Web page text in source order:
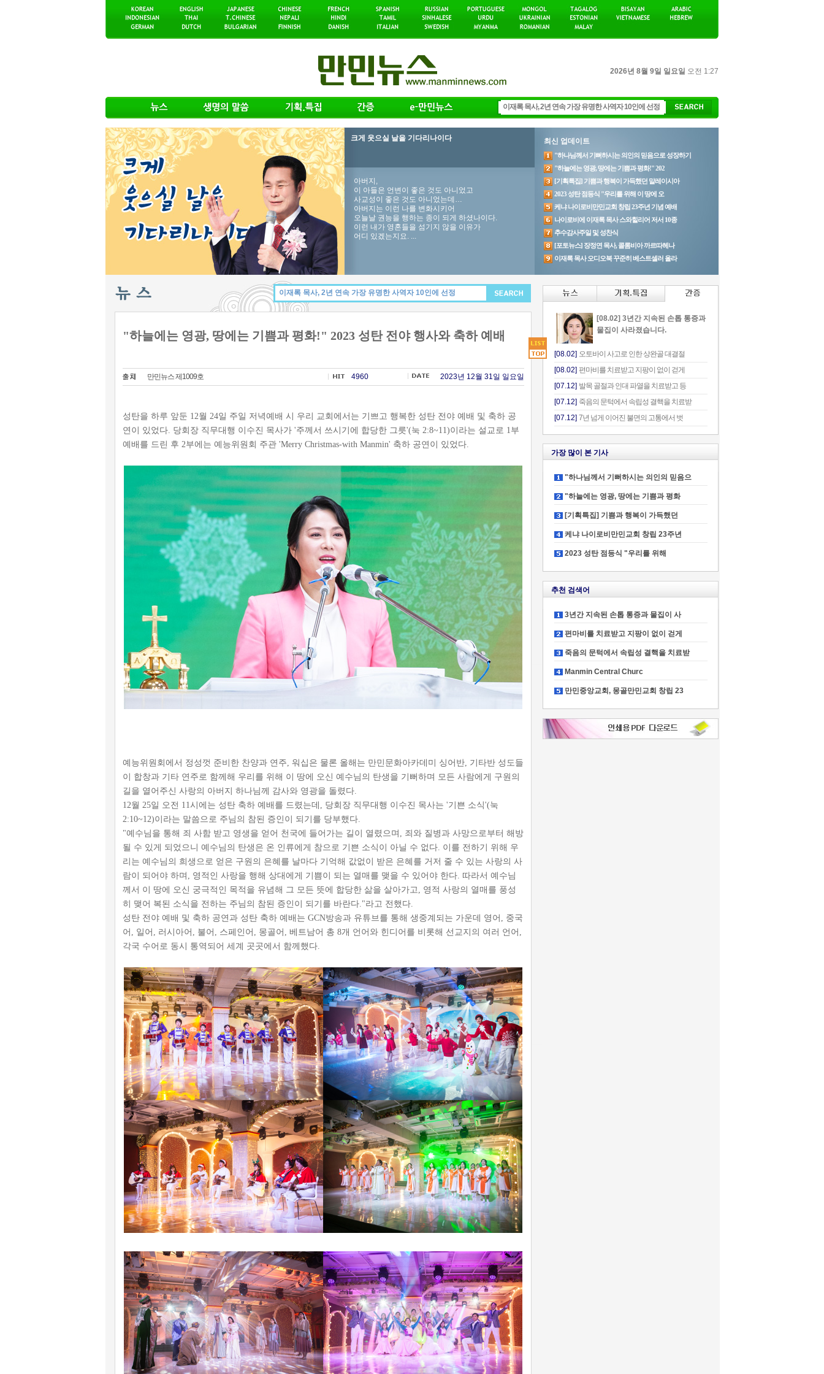
2026년 8월 9일 일요일 오전 1:27
크게 웃으실 날을 기다리나이다 최신 업데이트
"하나님께서 기뻐하시는 의인의 믿음으로 성장하기
"하늘에는 영광, 땅에는 기쁨과 평화!" 202
[기획특집] 기쁨과 행복이 가득했던 말레이시아
2023 성탄 점등식 "우리를 위해 이 땅에 오
케냐 나이로비만민교회 창립 23주년 기념 예배
나이로비에 이재록 목사 스와힐리어 저서 10종
추수감사주일 및 성찬식
[포토뉴스] 장정연 목사, 콜롬비아 까르따헤나
이재록 목사 오디오북 꾸준히 베스트셀러 올라
아버지,
이 아들은 언변이 좋은 것도 아니었고
사교성이 좋은 것도 아니었는데…
아버지는 이런 나를 변화시키어
오늘날 권능을 행하는 종이 되게 하셨나이다.
이런 내가 영혼들을 섬기지 않을 이유가
어디 있겠는지요. ...
"하늘에는 영광, 땅에는 기쁨과 평화!" 2023 성탄 전야 행사와 축하 예배
만민뉴스 제1009호 4960 2023년 12월 31일 일요일
성탄을 하루 앞둔 12월 24일 주일 저녁예배 시 우리 교회에서는 기쁘고 행복한 성탄 전야 예배 및 축하 공
연이 있었다. 당회장 직무대행 이수진 목사가 '주께서 쓰시기에 합당한 그릇'(눅 2:8~11)이라는 설교로 1부
예배를 드린 후 2부에는 예능위원회 주관 'Merry Christmas-with Manmin' 축하 공연이 있었다.
예능위원회에서 정성껏 준비한 찬양과 연주, 워십은 물론 올해는 만민문화아카데미 싱어반, 기타반 성도들
이 합창과 기타 연주로 함께해 우리를 위해 이 땅에 오신 예수님의 탄생을 기뻐하며 모든 사람에게 구원의
길을 열어주신 사랑의 아버지 하나님께 감사와 영광을 돌렸다.
12월 25일 오전 11시에는 성탄 축하 예배를 드렸는데, 당회장 직무대행 이수진 목사는 '기쁜 소식'(눅
2:10~12)이라는 말씀으로 주님의 참된 증인이 되기를 당부했다.
"예수님을 통해 죄 사함 받고 영생을 얻어 천국에 들어가는 길이 열렸으며, 죄와 질병과 사망으로부터 해방
될 수 있게 되었으니 예수님의 탄생은 온 인류에게 참으로 기쁜 소식이 아닐 수 없다. 이를 전하기 위해 우
리는 예수님의 희생으로 얻은 구원의 은혜를 날마다 기억해 값없이 받은 은혜를 거저 줄 수 있는 사랑의 사
람이 되어야 하며, 영적인 사랑을 행해 상대에게 기쁨이 되는 열매를 맺을 수 있어야 한다. 따라서 예수님
께서 이 땅에 오신 궁극적인 목적을 유념해 그 모든 뜻에 합당한 삶을 살아가고, 영적 사랑의 열매를 풍성
히 맺어 복된 소식을 전하는 주님의 참된 증인이 되기를 바란다."라고 전했다.
성탄 전야 예배 및 축하 공연과 성탄 축하 예배는 GCN방송과 유튜브를 통해 생중계되는 가운데 영어, 중국
어, 일어, 러시아어, 불어, 스페인어, 몽골어, 베트남어 총 8개 언어와 힌디어를 비롯해 선교지의 여러 언어,
각국 수어로 동시 통역되어 세계 곳곳에서 함께했다.
[08.02] 3년간 지속된 손톱 통증과
물집이 사라졌습니다.
[08.02] 오토바이 사고로 인한 상완골 대결절
[08.02] 편마비를 치료받고 지팡이 없이 걷게
[07.12] 발목 골절과 인대 파열을 치료받고 등
[07.12] 죽음의 문턱에서 속립성 결핵을 치료받
[07.12] 7년 넘게 이어진 불면의 고통에서 벗
가장 많이 본 기사
"하나님께서 기뻐하시는 의인의 믿음으
"하늘에는 영광, 땅에는 기쁨과 평화
[기획특집] 기쁨과 행복이 가득했던
케냐 나이로비만민교회 창립 23주년
2023 성탄 점등식 "우리를 위해
추천 검색어
3년간 지속된 손톱 통증과 물집이 사
편마비를 치료받고 지팡이 없이 걷게
죽음의 문턱에서 속립성 결핵을 치료받
Manmin Central Churc
만민중앙교회, 몽골만민교회 창립 23